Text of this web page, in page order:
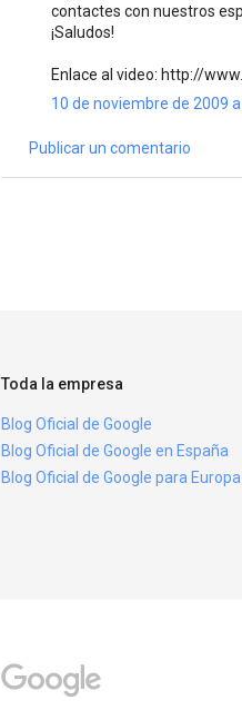
contactes con nuestros
¡Saludos!
Enlace al video: http://
10 de noviembre de 2009
Publicar un comentario
Toda la empresa
Blog Oficial de Google
Blog Oficial de Google en España
Blog Oficial de Google para Europa